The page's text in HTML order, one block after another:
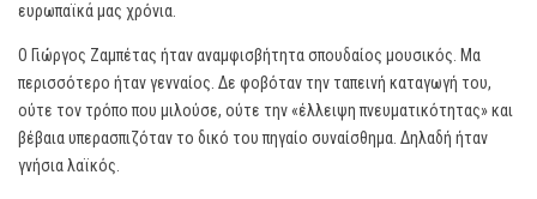
ευρωπαϊκά μας χρόνια.
Ο Γιώργος Ζαμπέτας ήταν αναμφισβήτητα σπουδαίος μουσικός. Μα
περισσότερο ήταν γενναίος. Δε φοβόταν την ταπεινή καταγωγή του,
ούτε τον τρόπο που μιλούσε, ούτε την «έλλειψη πνευματικότητας» και
βέβαια υπερασπιζόταν το δικό του πηγαίο συναίσθημα. Δηλαδή ήταν
γνήσια λαϊκός.